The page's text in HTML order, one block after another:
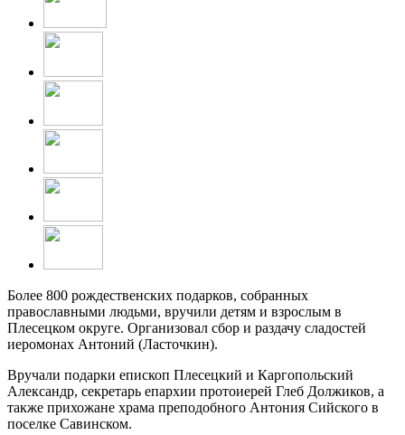
Более 800 рождественских подарков, собранных
православными людьми, вручили детям и взрослым в
Плесецком округе. Организовал сбор и раздачу сладостей
иеромонах Антоний (Ласточкин).
Вручали подарки епископ Плесецкий и Каргопольский
Александр, секретарь епархии протоиерей Глеб Должиков, а
также прихожане храма преподобного Антония Сийского в
поселке Савинском.